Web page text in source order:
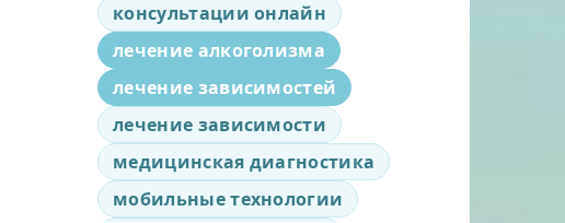
консультации онлайн
лечение алкоголизма
лечение зависимостей
лечение зависимости
медицинская диагностика
мобильные технологии